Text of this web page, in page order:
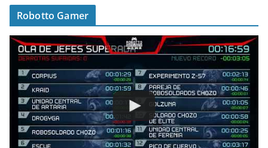
Robotto Gamer